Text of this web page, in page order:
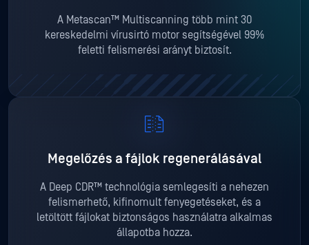
A Metascan™ Multiscanning több mint 30
kereskedelmi vírusirtó motor segítségével 99%
feletti felismerési arányt biztosít.
Megelőzés a fájlok regenerálásával
A Deep CDR™ technológia semlegesíti a nehezen
felismerhető, kifinomult fenyegetéseket, és a
letöltött fájlokat biztonságos használatra alkalmas
állapotba hozza.